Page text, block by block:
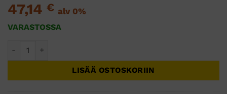
47,14 € alv 0%
VARASTOSSA
LISÄÄ OSTOSKORIIN